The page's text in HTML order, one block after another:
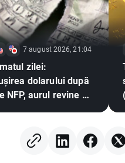
7 august 2026, 21:04
zilei:
dolarului după
NFP, aurul revine pe